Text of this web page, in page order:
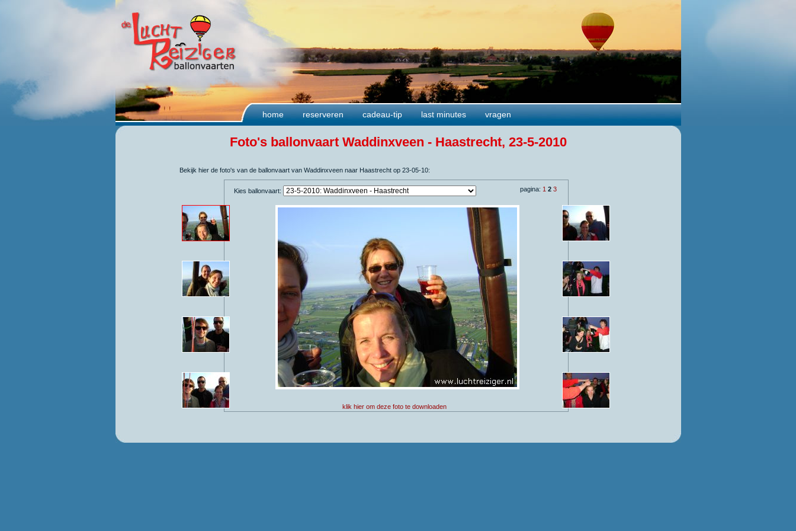
home reserveren cadeau-tip last minutes vragen
Foto's ballonvaart Waddinxveen - Haastrecht, 23-5-2010
Bekijk hier de foto's van de ballonvaart van Waddinxveen naar Haastrecht op 23-05-10:
klik hier om deze foto te downloaden
Kies ballonvaart: pagina: 1 2 3